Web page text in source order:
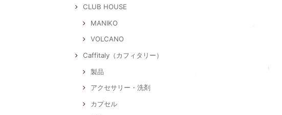
CLUB HOUSE
MANIKO
VOLCANO
Caffitaly（カフィタリー）
製品
アクセサリー・洗剤
カプセル